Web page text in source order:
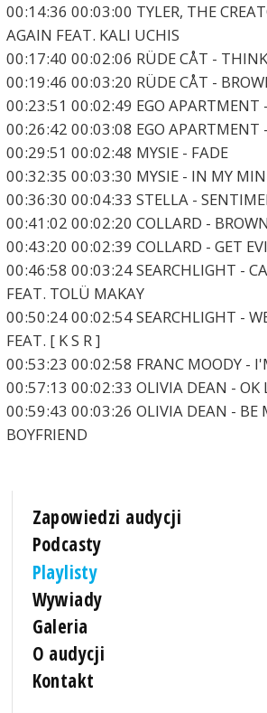
00:14:36 00:03:00 TYLER, THE
AGAIN FEAT. KALI UCHIS
00:17:40 00:02:06 RÜDE CÅT - THINK
00:19:46 00:03:20 RÜDE CÅT -
00:23:51 00:02:49 EGO APARTMENT
00:26:42 00:03:08 EGO APARTMENT
00:29:51 00:02:48 MYSIE - FADE
00:32:35 00:03:30 MYSIE - IN MY
00:36:30 00:04:33 STELLA -
00:41:02 00:02:20 COLLARD - BROWN
00:43:20 00:02:39 COLLARD - GET
00:46:58 00:03:24 SEARCHLIGHT -
FEAT. TOLÜ MAKAY
00:50:24 00:02:54 SEARCHLIGHT -
FEAT. [ K S R ]
00:53:23 00:02:58 FRANC MOODY -
00:57:13 00:02:33 OLIVIA DEAN - OK
00:59:43 00:03:26 OLIVIA DEAN - BE
BOYFRIEND
Zapowiedzi audycji
Podcasty
Playlisty
Wywiady
Galeria
O audycji
Kontakt